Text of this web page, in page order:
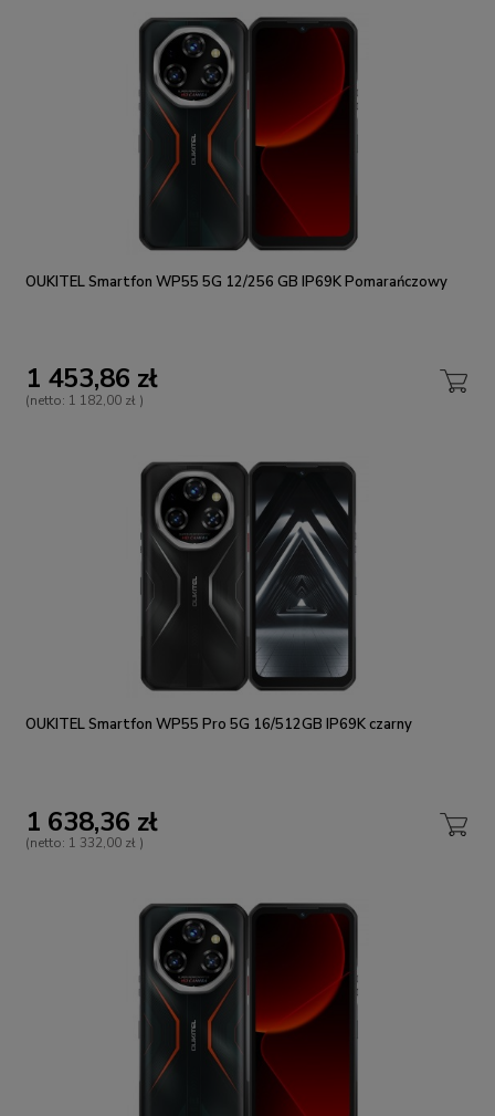
OUKITEL Smartfon WP55 5G 12/256 GB IP69K Pomarańczowy
1 453,86 zł
(netto: 1 182,00 zł )
OUKITEL Smartfon WP55 Pro 5G 16/512GB IP69K czarny
1 638,36 zł
(netto: 1 332,00 zł )